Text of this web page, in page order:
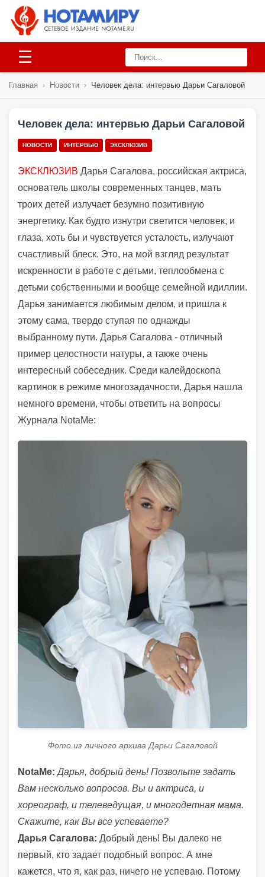
☰
Главная › Новости › Человек дела: интервью Дарьи Сагаловой
Человек дела: интервью Дарьи Сагаловой
НОВОСТИ ИНТЕРВЬЮ ЭКСКЛЮЗИВ
ЭКСКЛЮЗИВ Дарья Сагалова, российская актриса,
основатель школы современных танцев, мать
троих детей излучает безумно позитивную
энергетику. Как будто изнутри светится человек, и
глаза, хоть бы и чувствуется усталость, излучают
счастливый блеск. Это, на мой взгляд результат
искренности в работе с детьми, теплообмена с
детьми собственными и вообще семейной идиллии.
Дарья занимается любимым делом, и пришла к
этому сама, твердо ступая по однажды
выбранному пути. Дарья Сагалова - отличный
пример целостности натуры, а также очень
интересный собеседник. Среди калейдоскопа
картинок в режиме многозадачности, Дарья нашла
немного времени, чтобы ответить на вопросы
Журнала NotaMе:
Фото из личного архива Дарьи Сагаловой
NotaMe: Дарья, добрый день! Позвольте задать
Вам несколько вопросов. Вы и актриса, и
хореограф, и телеведущая, и многодетная мама.
Скажите, как Вы все успеваете?
Дарья Сагалова: Добрый день! Вы далеко не
первый, кто задает подобный вопрос. А мне
кажется, что я, как раз, ничего не успеваю. Потому